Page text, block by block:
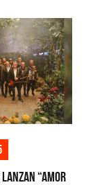
“Amor